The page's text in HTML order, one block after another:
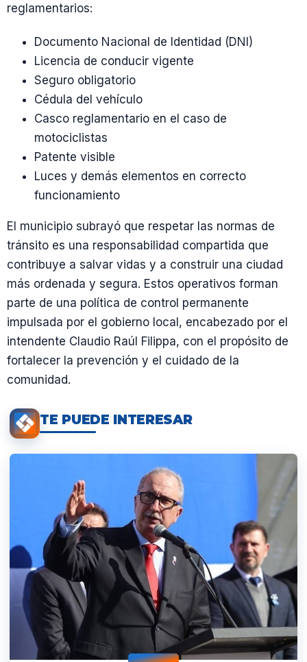
reglamentarios:
Documento Nacional de Identidad (DNI)
Licencia de conducir vigente
Seguro obligatorio
Cédula del vehículo
Casco reglamentario en el caso de
motociclistas
Patente visible
Luces y demás elementos en correcto
funcionamiento
El municipio subrayó que respetar las normas de
tránsito es una responsabilidad compartida que
contribuye a salvar vidas y a construir una ciudad
más ordenada y segura. Estos operativos forman
parte de una política de control permanente
impulsada por el gobierno local, encabezado por el
intendente Claudio Raúl Filippa, con el propósito de
fortalecer la prevención y el cuidado de la
comunidad.
TE PUEDE INTERESAR